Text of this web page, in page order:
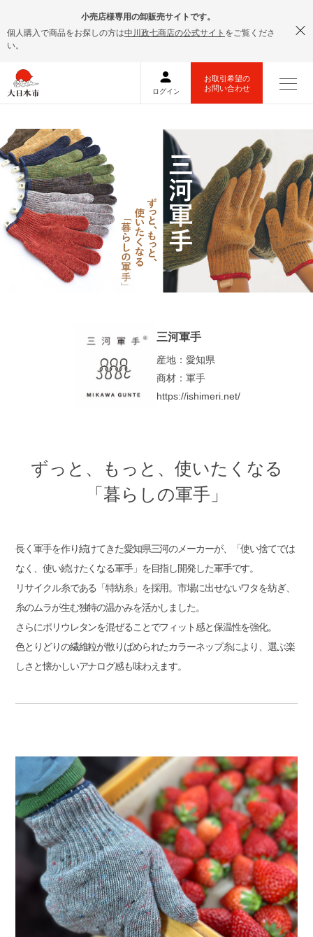
小売店様専用の卸販売サイトです。
個人購入で商品をお探しの方は中川政七商店の公式サイト をご覧くださ
い。
三河軍手
産地：愛知県
商材：軍手
https://ishimeri.net/
ずっと、もっと、使いたくなる
「暮らしの軍手」
長く軍手を作り続けてきた愛知県三河のメーカーが、「使い捨てでは
なく、使い続けたくなる軍手」を目指し開発した軍手です。
リサイクル糸である「特紡糸」を採用。市場に出せないワタを紡ぎ、
糸のムラが生む独特の温かみを活かしました。
さらにポリウレタンを混ぜることでフィット感と保温性を強化。
色とりどりの繊維粒が散りばめられたカラーネップ糸により、選ぶ楽
しさと懐かしいアナログ感も味わえます。